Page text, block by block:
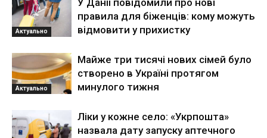
Актуально
У Данії повідомили про нові
правила для біженців: кому можуть
відмовити у прихистку
Актуально
Майже три тисячі нових сімей було
створено в Україні протягом
минулого тижня
Ліки у кожне село: «Укрпошта»
назвала дату запуску аптечного